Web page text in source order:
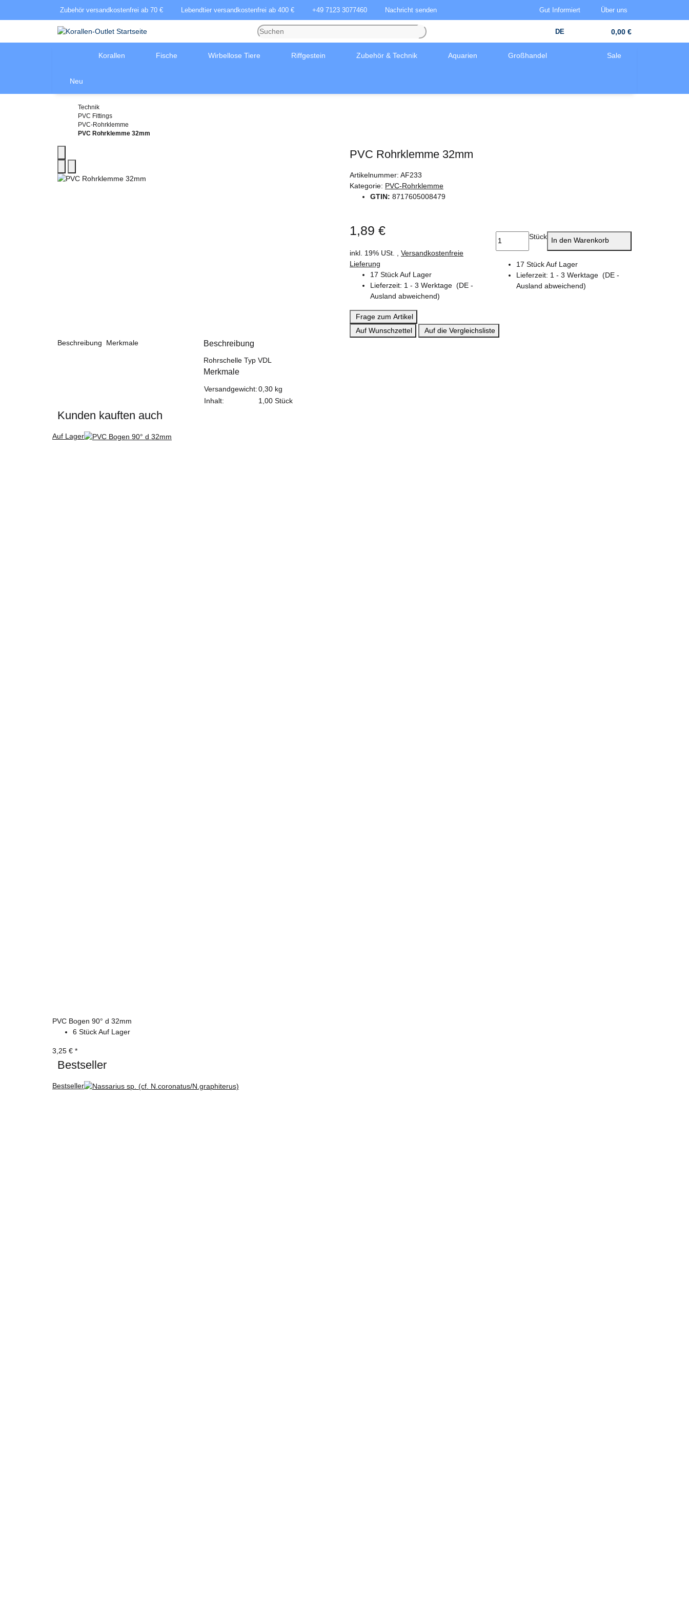
Zubehör versandkostenfrei ab 70 € Lebendtier versandkostenfrei ab 400 € +49 7123 3077460 Nachricht senden Gut Informiert Über uns
DE 0,00 €
Korallen Fische Wirbellose Tiere Riffgestein Zubehör & Technik Aquarien Großhandel Sale
Neu
Technik
PVC Fittings
PVC-Rohrklemme
PVC Rohrklemme 32mm
PVC Rohrklemme 32mm
Artikelnummer: AF233
Kategorie: PVC-Rohrklemme
GTIN: 8717605008479
1,89 €
inkl. 19% USt. , Versandkostenfreie
Lieferung
17 Stück Auf Lager
Lieferzeit: 1 - 3 Werktage (DE -
Ausland abweichend)
Stück In den Warenkorb
17 Stück Auf Lager
Lieferzeit: 1 - 3 Werktage (DE -
Ausland abweichend)
Frage zum Artikel
Auf Wunschzettel
Auf die Vergleichsliste
Beschreibung
Merkmale Beschreibung
Rohrschelle Typ VDL
Merkmale
Produkteigenschaft
Wert
Versandgewicht:0,30 kg
Inhalt:
1,00 Stück
Kunden kauften auch
Auf Lager
PVC Bogen 90° d 32mm
6 Stück Auf Lager
3,25 € *
Bestseller
Bestseller